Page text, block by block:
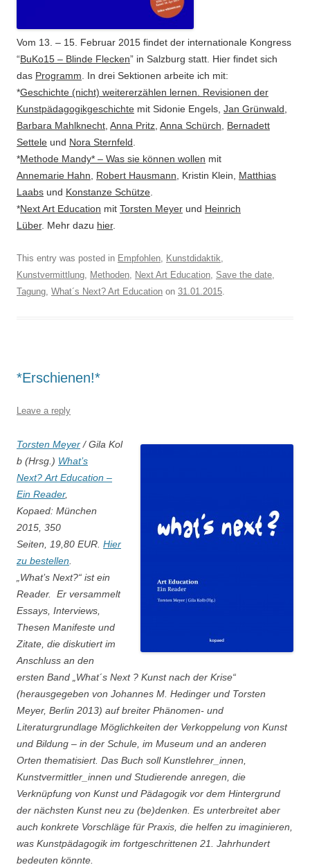
Vom 13. – 15. Februar 2015 findet der internationale Kongress
“BuKo15 – Blinde Flecken” in Salzburg statt. Hier findet sich
das Programm
In drei Sektionen arbeite ich mit:
*Geschichte (nicht) weitererzählen lernen. Revisionen der
Kunstpädagogikgeschichte mit Sidonie Engels, Jan Grünwald
Barbara Mahlknecht Anna Pritz Anna Schürch
Bernadett
Settele und Nora Sternfeld
*Methode Mandy* – Was sie können wollen mit
Annemarie Hahn
Robert Hausmann , Kristin Klein, Matthias
Laabs und Konstanze Schütze
*Next Art Education mit Torsten Meyer und Heinrich
Lüber. Mehr dazu hier.
This entry was posted in Empfohlen Kunstdidaktik
Kunstvermittlung
Methoden Next Art Education Save the date
Tagung What´s Next? Art Education on 31.01.2015
*Erschienen!*
Leave a reply
Torsten Meyer / Gila Kol
b (Hrsg.) What’s
Next? Art Education –
Ein Reader,
Kopaed: München
2015, 350
Seiten, 19,80 EUR. Hier
zu bestellen
„What’s Next?“ ist ein
Reader. Er versammelt
Essays, Interviews,
Thesen Manifeste und
Zitate, die diskutiert im
Anschluss an den
ersten Band „What´s Next ? Kunst nach der Krise“
(herausgegeben von Johannes M. Hedinger und Torsten
Meyer, Berlin 2013) auf breiter Phänomen- und
Literaturgrundlage Möglichkeiten der Verkoppelung von Kunst
und Bildung – in der Schule, im Museum und an anderen
Orten thematisiert. Das Buch soll Kunstlehrer_innen,
Kunstvermittler_innen und Studierende anregen, die
Verknüpfung von Kunst und Pädagogik vor dem Hintergrund
der nächsten Kunst neu zu (be)denken. Es unterbreitet aber
auch konkrete Vorschläge für Praxis, die helfen zu imaginieren,
was Kunstpädagogik im fortgeschrittenen 21. Jahrhundert
bedeuten könnte.